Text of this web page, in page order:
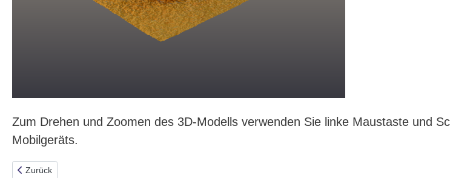
Zum Drehen und Zoomen des 3D-Modells verwenden Sie linke Maustaste und
Mobilgeräts.
Vorheriger Beitrag: 3D-Modell des Ammonit Scaphites Binodosus
Zurück